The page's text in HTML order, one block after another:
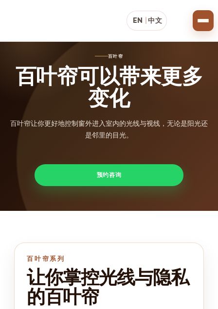
EN 中文
百叶帘
百叶帘可以带来更多
变化
百叶帘让你更好地控制窗外进入室内的光线与视线，无论是阳光还
是邻里的目光。
预约咨询
百叶帘系列
让你掌控光线与隐私
的百叶帘